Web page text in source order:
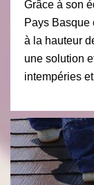
Grâce à son
Pays Basque
à la hauteur
une solution
intempéries